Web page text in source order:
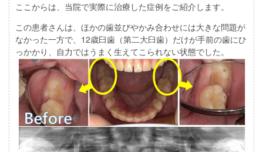
ここからは、当院で実際に治療した症例をご紹介します。
この患者さんは、ほかの歯並びやかみ合わせには大きな問題が
なかった一方で、12歳臼歯（第二大臼歯）だけが手前の歯にひ
っかかり、自力ではうまく生えてこられない状態でした。